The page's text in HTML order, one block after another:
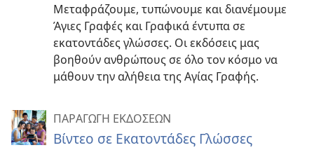
Μεταφράζουμε, τυπώνουμε και διανέμουμε
Άγιες Γραφές και Γραφικά έντυπα σε
εκατοντάδες γλώσσες. Οι εκδόσεις μας
βοηθούν ανθρώπους σε όλο τον κόσμο να
μάθουν την αλήθεια της Αγίας Γραφής.
ΠΑΡΑΓΩΓΗ ΕΚΔΟΣΕΩΝ
Βίντεο σε Εκατοντάδες Γλώσσες